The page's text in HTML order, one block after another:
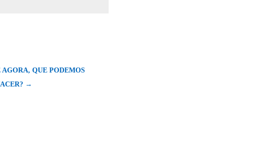
AGORA, QUE PODEMOS
→